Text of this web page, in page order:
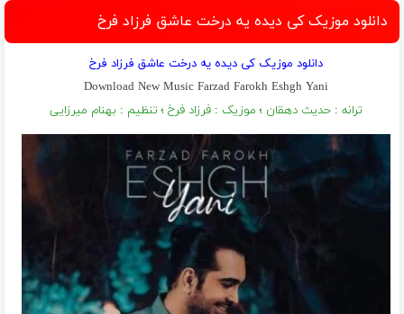
دانلود موزیک کی دیده یه درخت عاشق فرزاد فرخ
دانلود موزیک کی دیده یه درخت عاشق فرزاد فرخ
Download New Music Farzad Farokh Eshgh Yani
ترانه : حدیث دهقان ؛ موزیک : فرزاد فرخ ؛ تنظیم : بهنام میرزایی